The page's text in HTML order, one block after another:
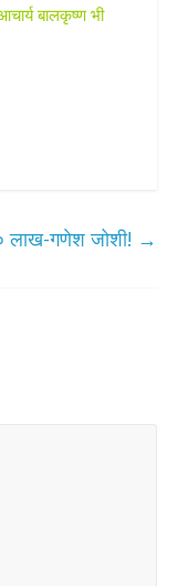
बालकृष्ण भी
लाख-गणेश जोशी! →